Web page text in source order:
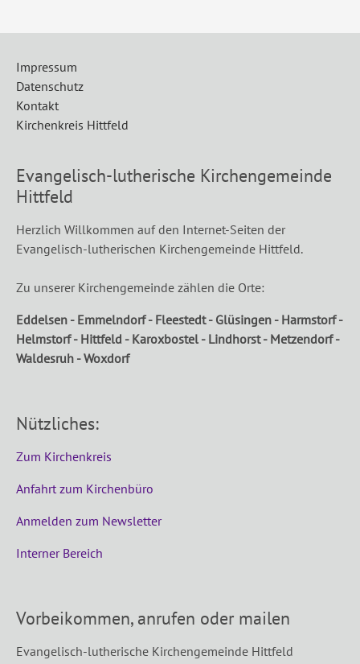
Impressum
Datenschutz
Kontakt
Kirchenkreis Hittfeld
Evangelisch-lutherische Kirchengemeinde
Hittfeld
Herzlich Willkommen auf den Internet-Seiten der
Evangelisch-lutherischen Kirchengemeinde Hittfeld.
Zu unserer Kirchengemeinde zählen die Orte:
Eddelsen - Emmelndorf - Fleestedt - Glüsingen - Harmstorf -
Helmstorf - Hittfeld - Karoxbostel - Lindhorst - Metzendorf -
Waldesruh - Woxdorf
Nützliches:
Zum Kirchenkreis
Anfahrt zum Kirchenbüro
Anmelden zum Newsletter
Interner Bereich
Vorbeikommen, anrufen oder mailen
Evangelisch-lutherische Kirchengemeinde Hittfeld